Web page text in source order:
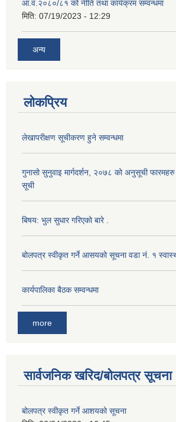
आ.व.२०८०/८१ को नीति तथा कार्यक्रम सम्वन्धमा
मिति: 07/19/2023 - 12:29
अन्य
लोकप्रिय
लेखापरीक्षण सूचीकरण हुने सम्वन्धमा
गुनासो सुनुवाइ मार्गदर्शन, २०७८ को अनुसूची फारमहरु
सूची
बिषय: भुल सुधार गरिएको बारे .
बोलपत्र स्वीकृत गर्ने आसयको सूचना वडा नं. १
कार्यपालिका बैठक सम्वन्धमा
more
सार्वजनिक खरिद/बोलपत्र सूचना
बोलपत्र स्वीकृत गर्ने आशयको सूचना